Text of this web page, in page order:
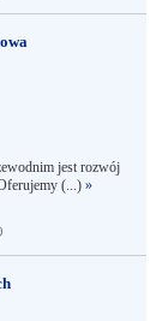
jest rozwój
(...) »